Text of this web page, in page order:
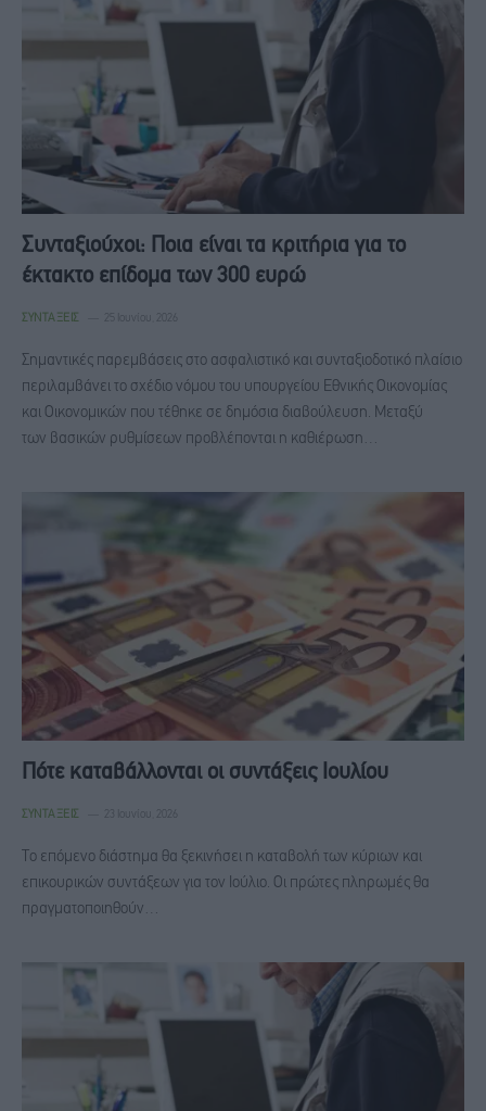
Συνταξιούχοι: Ποια είναι τα κριτήρια για το
έκτακτο επίδομα των 300 ευρώ
ΣΥΝΤΆΞΕΙΣ 25 Ιουνίου, 2026
Σημαντικές παρεμβάσεις στο ασφαλιστικό και συνταξιοδοτικό πλαίσιο
περιλαμβάνει το σχέδιο νόμου του υπουργείου Εθνικής Οικονομίας
και Οικονομικών που τέθηκε σε δημόσια διαβούλευση. Μεταξύ
των βασικών ρυθμίσεων προβλέπονται η καθιέρωση…
Πότε καταβάλλονται οι συντάξεις Ιουλίου
ΣΥΝΤΆΞΕΙΣ 23 Ιουνίου, 2026
Το επόμενο διάστημα θα ξεκινήσει η καταβολή των κύριων και
επικουρικών συντάξεων για τον Ιούλιο. Οι πρώτες πληρωμές θα
πραγματοποιηθούν…